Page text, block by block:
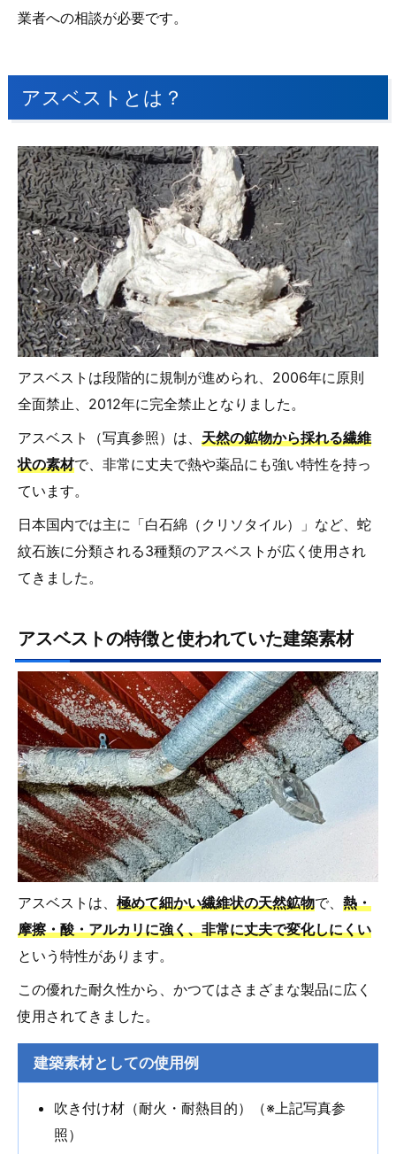
業者への相談が必要です。
アスベストとは？
アスベストは段階的に規制が進められ、2006年に原則
全面禁止、2012年に完全禁止となりました。
アスベスト（写真参照）は、天然の鉱物から採れる繊維
状の素材で、非常に丈夫で熱や薬品にも強い特性を持っ
ています。
日本国内では主に「白石綿（クリソタイル）」など、蛇
紋石族に分類される3種類のアスベストが広く使用され
てきました。
アスベストの特徴と使われていた建築素材
アスベストは、極めて細かい繊維状の天然鉱物で、熱・
摩擦・酸・アルカリに強く、非常に丈夫で変化しにくい
という特性があります。
この優れた耐久性から、かつてはさまざまな製品に広く
使用されてきました。
建築素材としての使用例
吹き付け材（耐火・耐熱目的）（※上記写真参
照）